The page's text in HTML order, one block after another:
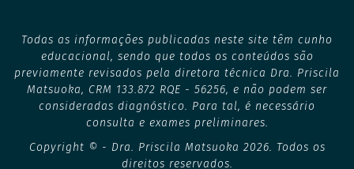
Todas as informações publicadas neste site têm cunho
educacional, sendo que todos os conteúdos são
previamente revisados pela diretora técnica Dra. Priscila
Matsuoka, CRM 133.872 RQE - 56256, e não podem ser
consideradas diagnóstico. Para tal, é necessário
consulta e exames preliminares.
Copyright © - Dra. Priscila Matsuoka 2026. Todos os
direitos reservados.